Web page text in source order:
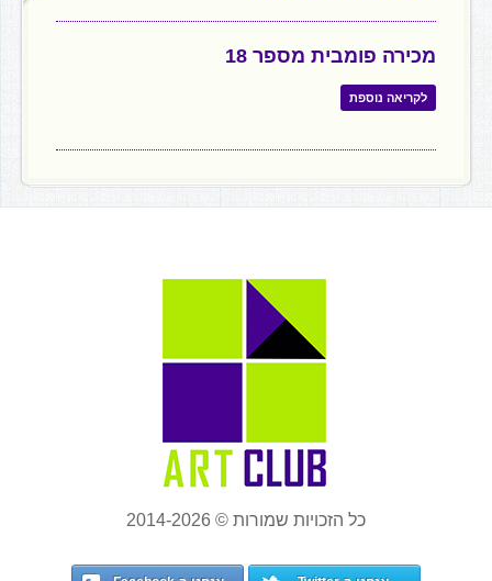
מכירה פומבית מספר 18
לקריאה נוספת
כל הזכויות שמורות © 2014-2026